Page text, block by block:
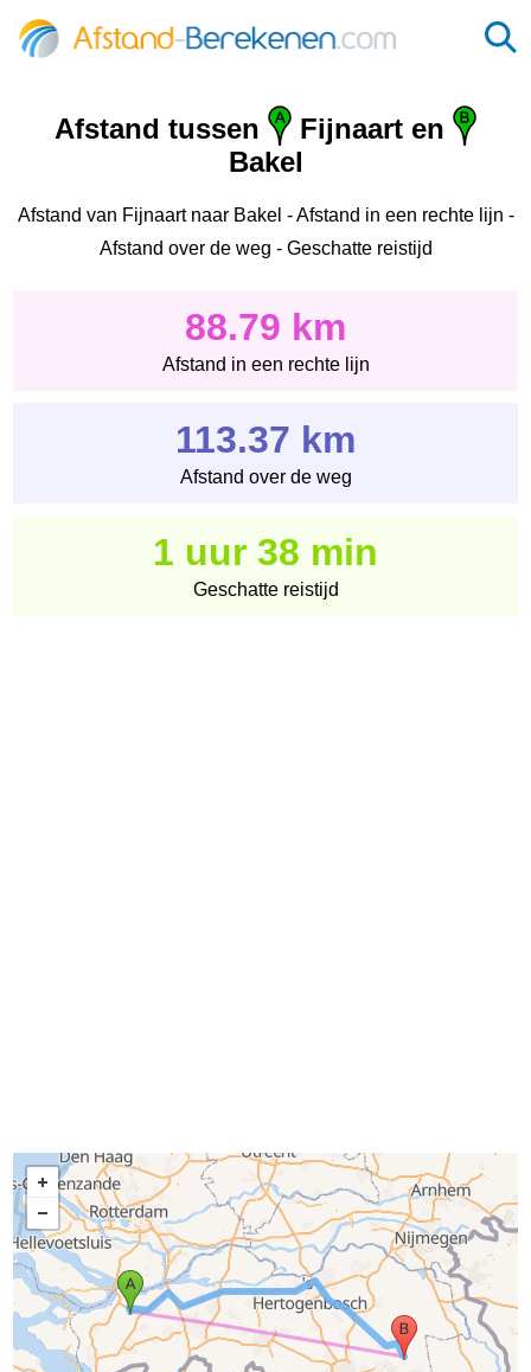
Afstand tussen
Fijnaart en
Bakel
Afstand van Fijnaart naar Bakel - Afstand in een rechte lijn -
Afstand over de weg - Geschatte reistijd
88.79 km
Afstand in een rechte lijn
113.37 km
Afstand over de weg
1 uur 38 min
Geschatte reistijd